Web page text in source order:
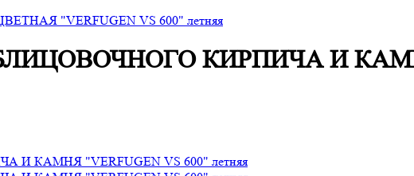
"VERFUGEN VS 600" летняя
КИРПИЧА И